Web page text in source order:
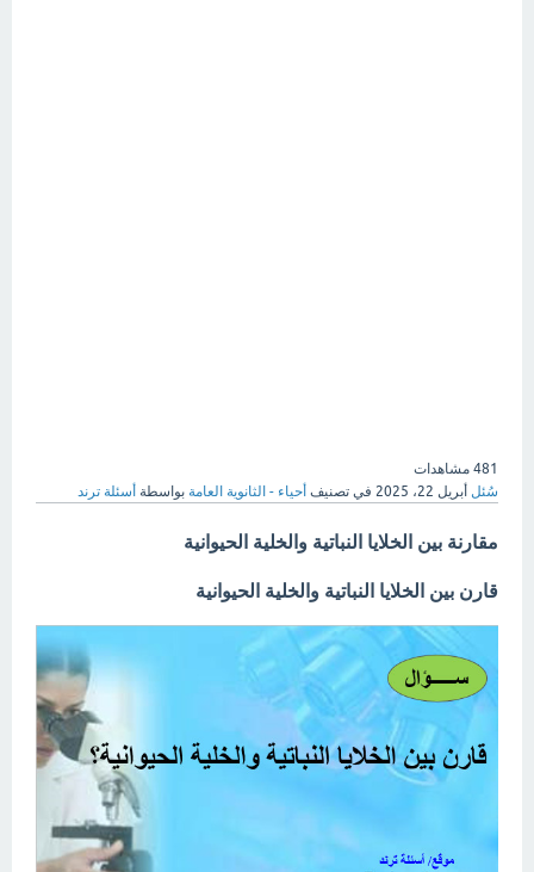
481 مشاهدات
سُئل أبريل 22، 2025 في تصنيف أحياء - الثانوية العامة بواسطة أسئلة ترند
مقارنة بين الخلايا النباتية والخلية الحيوانية
قارن بين الخلايا النباتية والخلية الحيوانية